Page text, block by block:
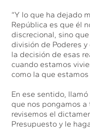
“Y lo que ha dejado
República es que él
discrecional, sino
división de Poderes
la decisión de esas
cuando estamos
como la que
En ese sentido,
que nos pongamos
revisemos el
Presupuesto y le